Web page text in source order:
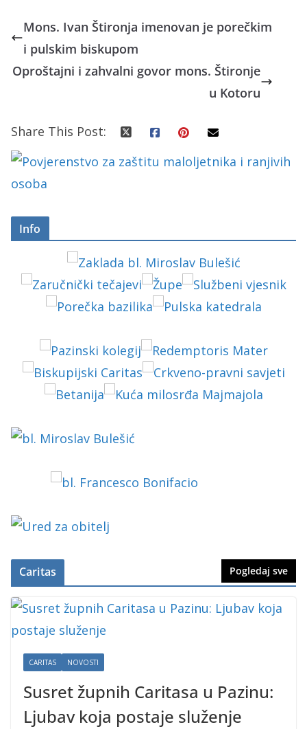
Mons. Ivan Štironja imenovan je porečkim
i pulskim biskupom
Oproštajni i zahvalni govor mons. Štironje
u Kotoru
Share This Post:
Info
Caritas Pogledaj sve
CARITAS NOVOSTI
Susret župnih Caritasa u Pazinu:
Ljubav koja postaje služenje